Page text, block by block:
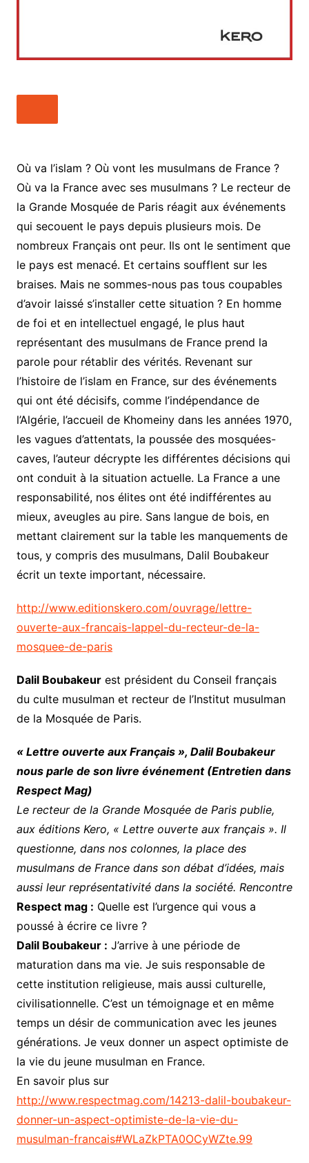
Où va l’islam ? Où vont les musulmans de France ?
Où va la France avec ses musulmans ? Le recteur de
la Grande Mosquée de Paris réagit aux événements
qui secouent le pays depuis plusieurs mois. De
nombreux Français ont peur. Ils ont le sentiment que
le pays est menacé. Et certains soufflent sur les
braises. Mais ne sommes-nous pas tous coupables
d’avoir laissé s’installer cette situation ? En homme
de foi et en intellectuel engagé, le plus haut
représentant des musulmans de France prend la
parole pour rétablir des vérités. Revenant sur
l’histoire de l’islam en France, sur des événements
qui ont été décisifs, comme l’indépendance de
l’Algérie, l’accueil de Khomeiny dans les années 1970,
les vagues d’attentats, la poussée des mosquées-
caves, l’auteur décrypte les différentes décisions qui
ont conduit à la situation actuelle. La France a une
responsabilité, nos élites ont été indifférentes au
mieux, aveugles au pire. Sans langue de bois, en
mettant clairement sur la table les manquements de
tous, y compris des musulmans, Dalil Boubakeur
écrit un texte important, nécessaire.
http://www.editionskero.com/ouvrage/lettre-
ouverte-aux-francais-lappel-du-recteur-de-la-
mosquee-de-paris
Dalil Boubakeurest président du Conseil français
du culte musulman et recteur de l’Institut musulman
de la Mosquée de Paris.
« Lettre ouverte aux Français », Dalil Boubakeur
nous parle de son livre événement (Entretien dans
Respect Mag)
Le recteur de la Grande Mosquée de Paris publie,
aux éditions Kero, « Lettre ouverte aux français ». Il
questionne, dans nos colonnes, la place des
musulmans de France dans son débat d’idées, mais
aussi leur représentativité dans la société. Rencontre
Respect mag : Quelle est l’urgence qui vous a
poussé à écrire ce livre ?
Dalil Boubakeur : J’arrive à une période de
maturation dans ma vie. Je suis responsable de
cette institution religieuse, mais aussi culturelle,
civilisationnelle. C’est un témoignage et en même
temps un désir de communication avec les jeunes
générations. Je veux donner un aspect optimiste de
la vie du jeune musulman en France.
En savoir plus sur
http://www.respectmag.com/14213-dalil-boubakeur-
donner-un-aspect-optimiste-de-la-vie-du-
musulman-francais#WLaZkPTA0OCyWZte.99